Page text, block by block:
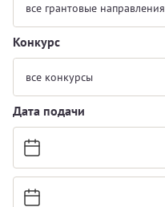
все грантовые направления
Конкурс
все конкурсы
Дата подачи